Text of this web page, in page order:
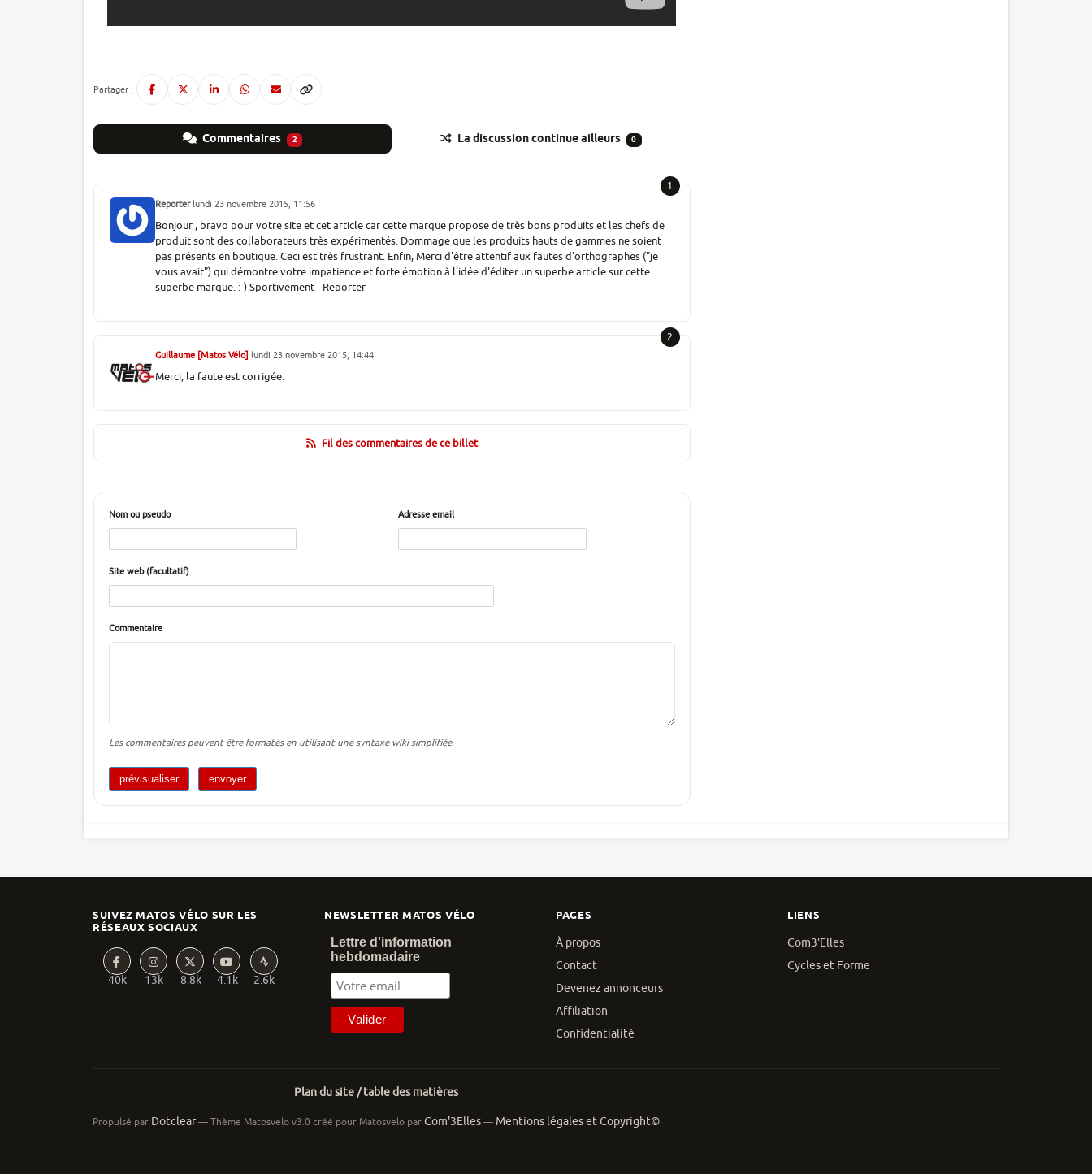
Partager :
Commentaires 2 La discussion continue ailleurs 0
1
Reporterlundi 23 novembre 2015, 11:56
Bonjour , bravo pour votre site et cet article car cette marque propose de très bons produits et les chefs de
produit sont des collaborateurs très expérimentés. Dommage que les produits hauts de gammes ne soient
pas présents en boutique. Ceci est très frustrant. Enfin, Merci d'être attentif aux fautes d'orthographes ("je
vous avait") qui démontre votre impatience et forte émotion à l'idée d'éditer un superbe article sur cette
superbe marque. :-) Sportivement - Reporter
2
Guillaume [Matos Vélo] lundi 23 novembre 2015, 14:44
Merci, la faute est corrigée.
Fil des commentaires de ce billet
Nom ou pseudo Adresse email
Site web (facultatif)
Commentaire
Les commentaires peuvent être formatés en utilisant une syntaxe wiki simplifiée.
PAGES
À propos
Contact
Devenez annonceurs
Affiliation
Confidentialité
NEWSLETTER MATOS VÉLO
Lettre d'information
hebdomadaire
SUIVEZ MATOS VÉLO SUR LES
RÉSEAUX SOCIAUX
40k 13k 8.8k 4.1k 2.6k
LIENS
Com3'Elles
Cycles et Forme
Plan du site / table des matières
Propulsé par Dotclear— Thème Matosvelo v3.0 créé pour Matosvelo parCom'3Elles— Mentions légales et Copyright©